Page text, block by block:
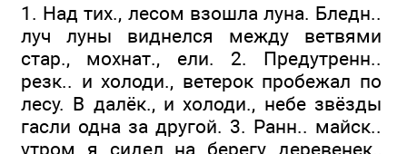
1. Над тих., лесом взошла луна. Бледн..
луч луны виднелся между ветвями
стар., мохнат., ели. 2. Предутренн..
резк.. и холоди., ветерок пробежал по
лесу. В далёк., и холоди., небе звёзды
гасли одна за другой. 3. Ранн.. майск..
утром я сидел на берегу деревенек.,